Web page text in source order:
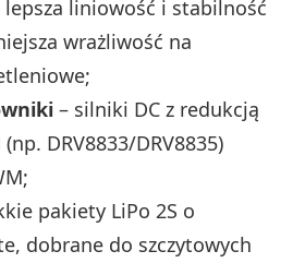
lepsza liniowość i stabilność
wrażliwość na
– silniki DC z redukcją
DRV8833/DRV8835)
pakiety LiPo 2S o
dobrane do szczytowych